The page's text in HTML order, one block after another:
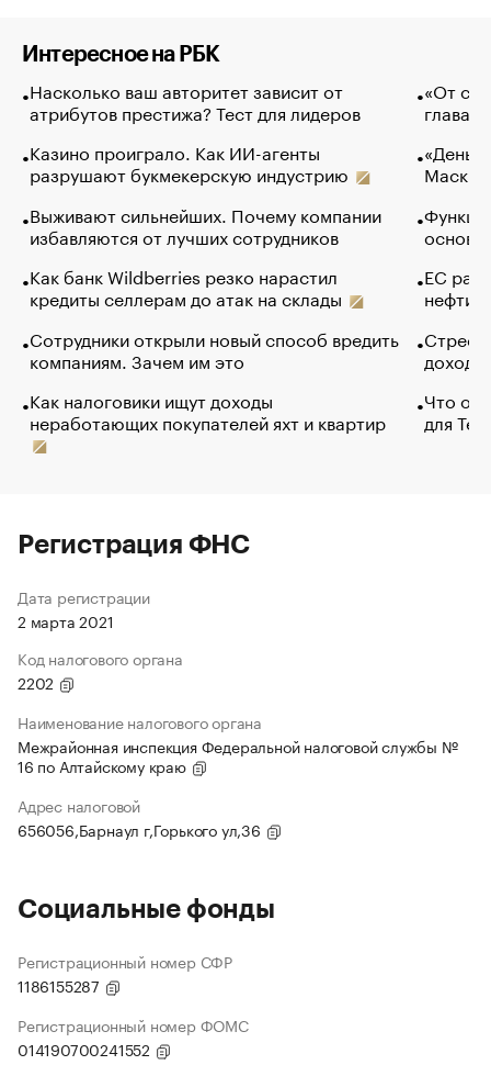
Интересное на РБК
Насколько ваш авторитет зависит от
атрибутов престижа? Тест для лидеров
Казино проиграло. Как ИИ-агенты
разрушают букмекерскую индустрию
Выживают сильнейших. Почему компании
избавляются от лучших сотрудников
Как банк Wildberries резко нарастил
кредиты селлерам до атак на склады
Сотрудники открыли новый способ вредить
компаниям. Зачем им это
Как налоговики ищут доходы
неработающих покупателей яхт и квартир
«От
глава
Маск в
основ
ЕС
нефти
Что
для
Регистрация ФНС
Дата регистрации
2 марта 2021
Код налогового органа
2202
Наименование налогового органа
Межрайонная инспекция Федеральной налоговой службы №
16 по Алтайскому краю
Адрес налоговой
656056,Барнаул г,Горького ул,36
Социальные фонды
Регистрационный номер СФР
1186155287
Регистрационный номер ФОМС
014190700241552